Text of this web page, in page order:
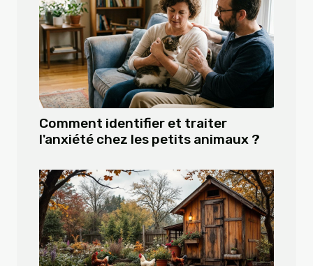
Comment identifier et traiter
l'anxiété chez les petits animaux ?